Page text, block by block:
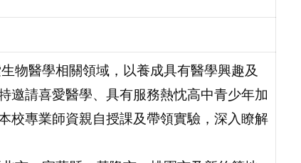
物醫學相關領域，以養成具有醫學興趣及
邀請喜愛醫學、具有服務熱忱高中青少年加
校專業師資親自授課及帶領實驗，深入瞭解